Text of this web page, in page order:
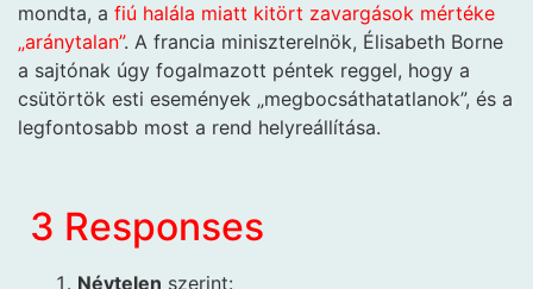
mondta, a fiú halála miatt kitört zavargások mértéke
„aránytalan”. A francia miniszterelnök, Élisabeth Borne
a sajtónak úgy fogalmazott péntek reggel, hogy a
csütörtök esti események „megbocsáthatatlanok”, és a
legfontosabb most a rend helyreállítása.
3 Responses
Névtelen szerint: